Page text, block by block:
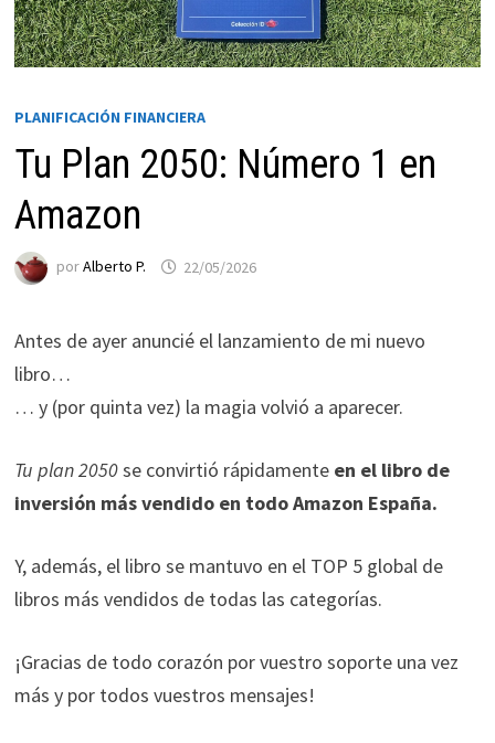
PLANIFICACIÓN FINANCIERA
Tu Plan 2050: Número 1 en
Amazon
porAlberto P. 22/05/2026
Antes de ayer anuncié el lanzamiento de mi nuevo
libro…
… y (por quinta vez) la magia volvió a aparecer.
Tu plan 2050se convirtió rápidamente en el libro de
inversión más vendido en todo Amazon España.
Y, además, el libro se mantuvo en el TOP 5 global de
libros más vendidos de todas las categorías.
¡Gracias de todo corazón por vuestro soporte una vez
más y por todos vuestros mensajes!
cookies no
son
opcionales.
Son
para que
funcione la
Estadísticas
podamos
funcionalidad